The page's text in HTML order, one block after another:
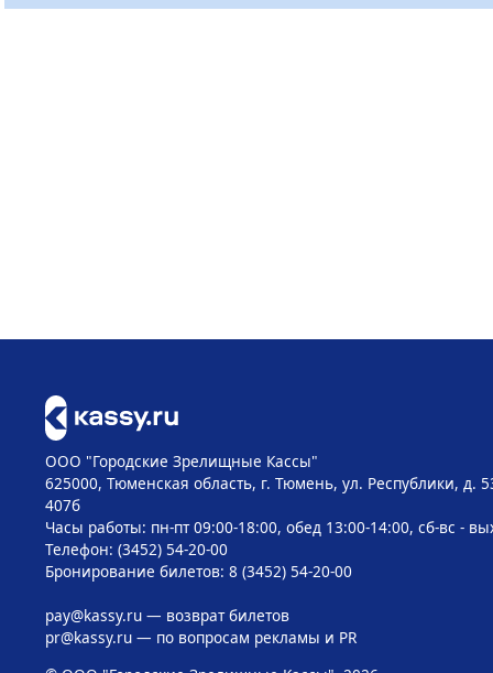
ООО "Городские Зрелищные Кассы"
625000, Тюменская область, г. Тюмень, ул. Республики, д.
407б
Часы работы: пн-пт 09:00-18:00, обед 13:00-14:00, сб-вс -
Телефон: (3452) 54-20-00
Бронирование билетов: 8 (3452) 54-20-00
pay@kassy.ru— возврат билетов
pr@kassy.ru— по вопросам рекламы и PR